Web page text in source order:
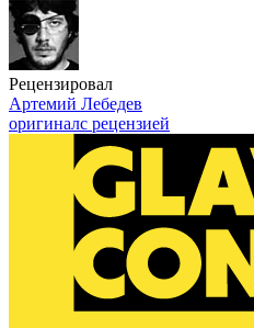
Рецензировал
Артемий Лебедев
оригиналс рецензией